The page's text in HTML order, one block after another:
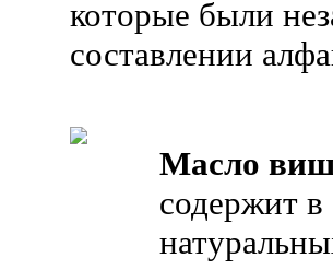
которые были
составлении
Масло
содержит